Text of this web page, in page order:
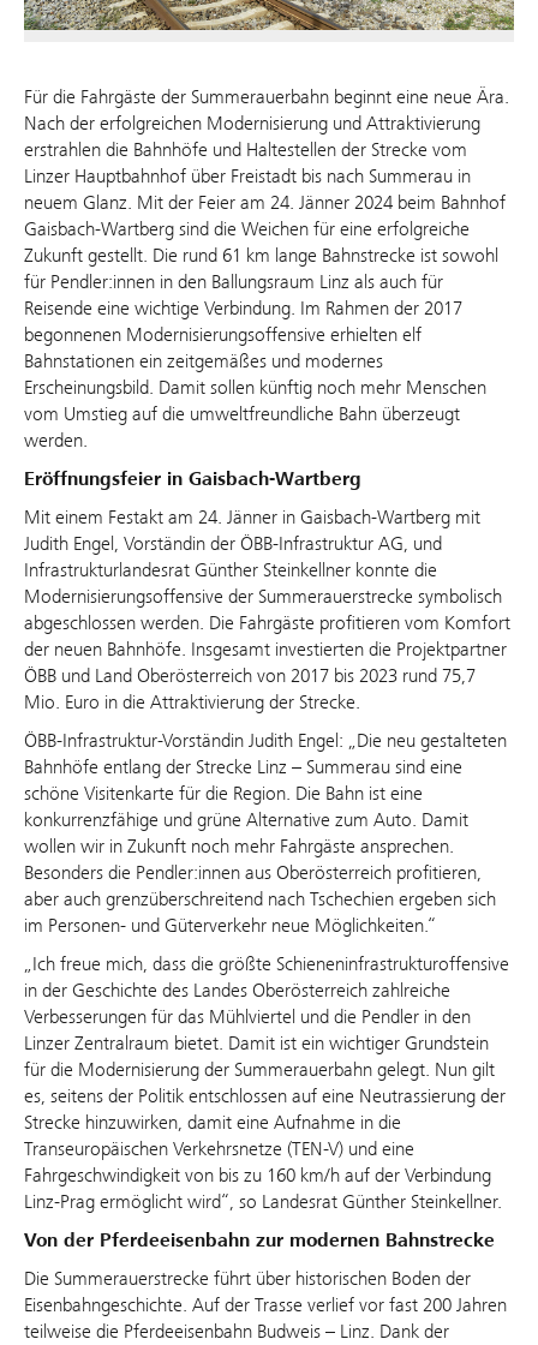
Für die Fahrgäste der Summerauerbahn beginnt eine neue Ära.
Nach der erfolgreichen Modernisierung und Attraktivierung
erstrahlen die Bahnhöfe und Haltestellen der Strecke vom
Linzer Hauptbahnhof über Freistadt bis nach Summerau in
neuem Glanz. Mit der Feier am 24. Jänner 2024 beim Bahnhof
Gaisbach-Wartberg sind die Weichen für eine erfolgreiche
Zukunft gestellt. Die rund 61 km lange Bahnstrecke ist sowohl
für Pendler:innen in den Ballungsraum Linz als auch für
Reisende eine wichtige Verbindung. Im Rahmen der 2017
begonnenen Modernisierungsoffensive erhielten elf
Bahnstationen ein zeitgemäßes und modernes
Erscheinungsbild. Damit sollen künftig noch mehr Menschen
vom Umstieg auf die umweltfreundliche Bahn überzeugt
werden.
Eröffnungsfeier in Gaisbach-Wartberg
Mit einem Festakt am 24. Jänner in Gaisbach-Wartberg mit
Judith Engel, Vorständin der ÖBB-Infrastruktur AG, und
Infrastrukturlandesrat Günther Steinkellner konnte die
Modernisierungsoffensive der Summerauerstrecke symbolisch
abgeschlossen werden. Die Fahrgäste profitieren vom Komfort
der neuen Bahnhöfe. Insgesamt investierten die Projektpartner
ÖBB und Land Oberösterreich von 2017 bis 2023 rund 75,7
Mio. Euro in die Attraktivierung der Strecke.
ÖBB-Infrastruktur-Vorständin Judith Engel: „Die neu gestalteten
Bahnhöfe entlang der Strecke Linz – Summerau sind eine
schöne Visitenkarte für die Region. Die Bahn ist eine
konkurrenzfähige und grüne Alternative zum Auto. Damit
wollen wir in Zukunft noch mehr Fahrgäste ansprechen.
Besonders die Pendler:innen aus Oberösterreich profitieren,
aber auch grenzüberschreitend nach Tschechien ergeben sich
im Personen- und Güterverkehr neue Möglichkeiten.“
„Ich freue mich, dass die größte Schieneninfrastrukturoffensive
in der Geschichte des Landes Oberösterreich zahlreiche
Verbesserungen für das Mühlviertel und die Pendler in den
Linzer Zentralraum bietet. Damit ist ein wichtiger Grundstein
für die Modernisierung der Summerauerbahn gelegt. Nun gilt
es, seitens der Politik entschlossen auf eine Neutrassierung der
Strecke hinzuwirken, damit eine Aufnahme in die
Transeuropäischen Verkehrsnetze (TEN-V) und eine
Fahrgeschwindigkeit von bis zu 160 km/h auf der Verbindung
Linz-Prag ermöglicht wird“, so Landesrat Günther Steinkellner.
Von der Pferdeeisenbahn zur modernen Bahnstrecke
Die Summerauerstrecke führt über historischen Boden der
Eisenbahngeschichte. Auf der Trasse verlief vor fast 200 Jahren
teilweise die Pferdeeisenbahn Budweis – Linz. Dank der